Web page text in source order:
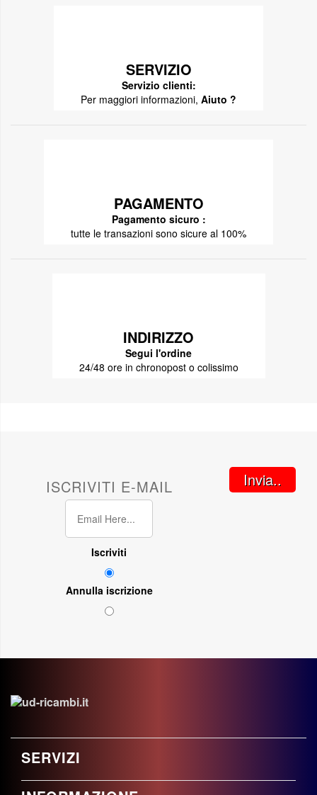
SERVIZIO
Servizio clienti:
Per maggiori informazioni, Aiuto ?
PAGAMENTO
Pagamento sicuro :
tutte le transazioni sono sicure al 100%
INDIRIZZO
Segui l'ordine
24/48 ore in chronopost o colissimo
ISCRIVITI E-MAIL
Iscriviti
Annulla iscrizione
Invia..
SERVIZI